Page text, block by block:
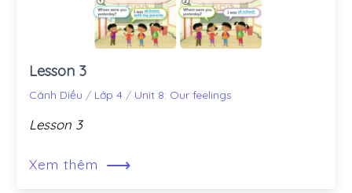
Lesson 3
Cánh Diều / Lớp 4 / Unit 8: Our feelings
Lesson 3
Xem thêm ⟶